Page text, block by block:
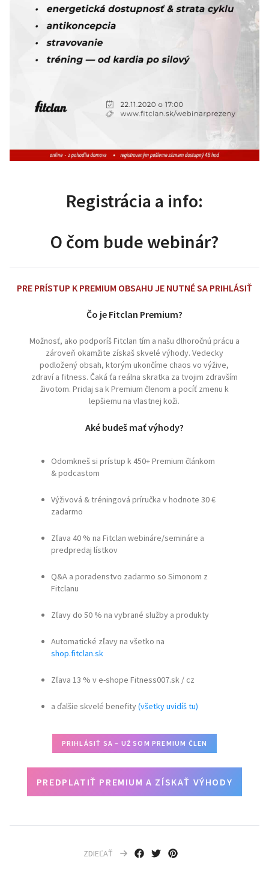
Registrácia a info:
O čom bude webinár?
PRE PRÍSTUP K PREMIUM OBSAHU JE NUTNÉ SA PRIHLÁSIŤ
Čo je Fitclan Premium?
Možnosť, ako podporíš Fitclan tím a našu dlhoročnú prácu a
zároveň okamžite získaš skvelé výhody. Vedecky
podložený obsah, ktorým ukončíme chaos vo výžive,
zdraví a fitness. Čaká ťa reálna skratka za tvojim zdravším
životom. Pridaj sa k Premium členom a pocíť zmenu k
lepšiemu na vlastnej koži.
Aké budeš mať výhody?
Odomkneš si prístup k 450+ Premium článkom
& podcastom
Výživová & tréningová príručka v hodnote 30 €
zadarmo
Zľava 40 % na Fitclan webináre/semináre a
predpredaj lístkov
Q&A a poradenstvo zadarmo so Simonom z
Fitclanu
Zľavy do 50 % na vybrané služby a produkty
Automatické zľavy na všetko na
shop.fitclan.sk
Zľava 13 % v e-shope Fitness007.sk / cz
a ďalšie skvelé benefity(všetky uvidíš tu)
PRIHLÁSIŤ SA – UŽ SOM PREMIUM ČLEN
PREDPLATIŤ PREMIUM A ZÍSKAŤ VÝHODY
ZDIEĽAŤ